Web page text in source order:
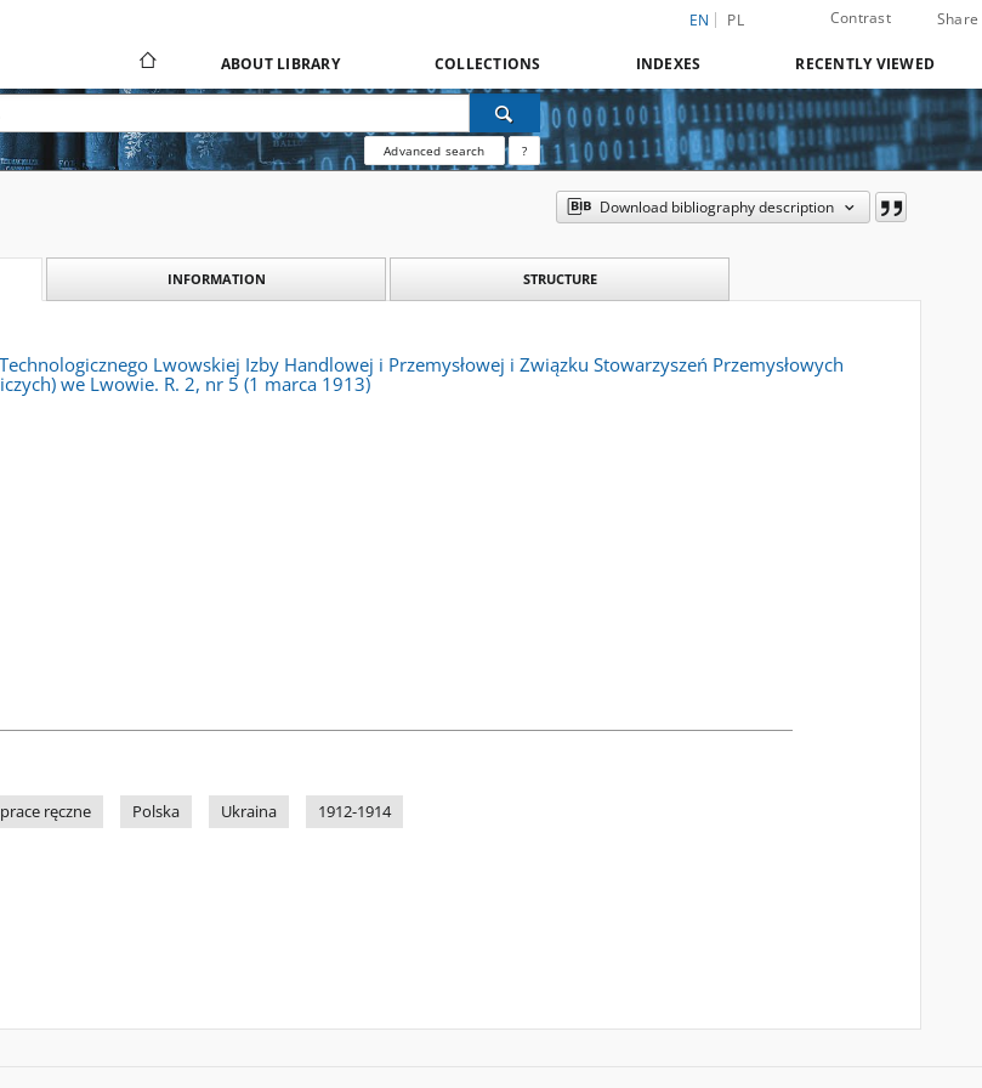
EN PL Contrast Share
ABOUT LIBRARY COLLECTIONS INDEXES RECENTLY VIEWED
Advanced search ?
Download bibliography description
INFORMATION STRUCTURE
Lwowskiej Izby Handlowej i Przemysłowej i Związku Stowarzyszeń Przemysłowych
we Lwowie. R. 2, nr 5 (1 marca 1913)
prace ręczne Polska Ukraina 1912-1914